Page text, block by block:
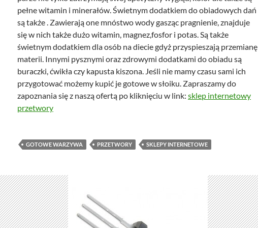
pełne witamin i minerałów. Świetnym dodatkiem do obiadowych dań
są także . Zawierają one mnóstwo wody gasząc pragnienie, znajduje
się w nich także dużo witamin, magnez,fosfor i potas. Są także
świetnym dodatkiem dla osób na diecie gdyż przyspieszają przemianę
materii. Innymi pysznymi oraz zdrowymi dodatkami do obiadu są
buraczki, ćwikła czy kapusta kiszona. Jeśli nie mamy czasu sami ich
przygotować możemy kupić je gotowe w słoiku. Zapraszamy do
zapoznania się z naszą ofertą po kliknięciu w link: sklep internetowy
przetwory
GOTOWE WARZYWA PRZETWORY SKLEPY INTERNETOWE